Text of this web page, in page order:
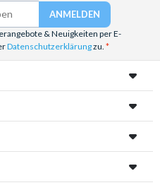
& Neuigkeiten per E-
Datenschutzerklärungzu.